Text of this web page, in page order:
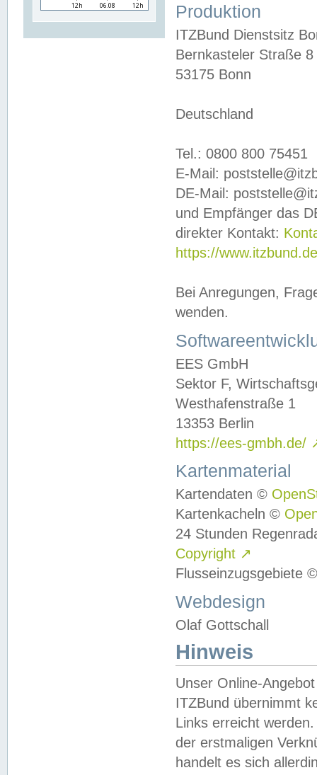
Produktion
ITZBund Dienstsitz
Bernkasteler Straße 8
53175 Bonn
Deutschland
Tel.: 0800 800 75451
E-Mail:
DE-Mail:
und Empfänger das
direkter Kontakt:
https://
Bei Anregungen,
wenden.
EES GmbH
Sektor F,
Westhafenstraße 1
13353 Berlin
https://ees-gmbh.de/
Kartenmaterial
Kartendaten ©
Kartenkacheln ©
24 Stunden
Copyright ↗
Flusseinzugsgebiete
Webdesign
Olaf Gottschall
Hinweis
Unser Online-
ITZBund übernimmt
Links erreicht
der erstmaligen
handelt es sich